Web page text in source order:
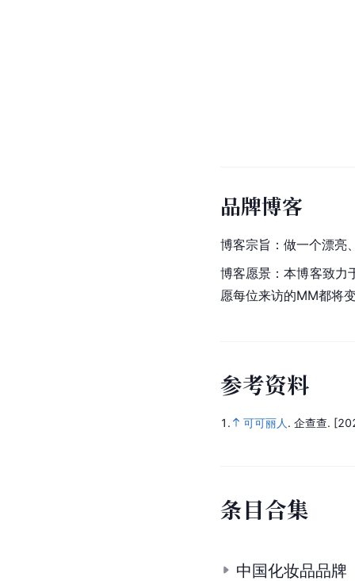
品牌博客
博客宗旨：做一个漂亮
博客愿景：本博客致力
愿每位来访的MM都将
参考资料
1. 可可丽人 . 企查查.
条目合集
中国化妆品品牌